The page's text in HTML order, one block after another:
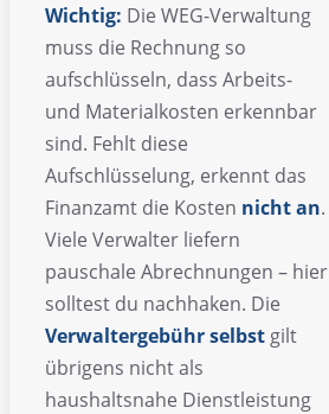
Wichtig: Die WEG-Verwaltung
muss die Rechnung so
aufschlüsseln, dass Arbeits-
und Materialkosten erkennbar
sind. Fehlt diese
Aufschlüsselung, erkennt das
Finanzamt die Kosten nicht an.
Viele Verwalter liefern
pauschale Abrechnungen – hier
solltest du nachhaken. Die
Verwaltergebühr selbst gilt
übrigens nicht als
haushaltsnahe Dienstleistung